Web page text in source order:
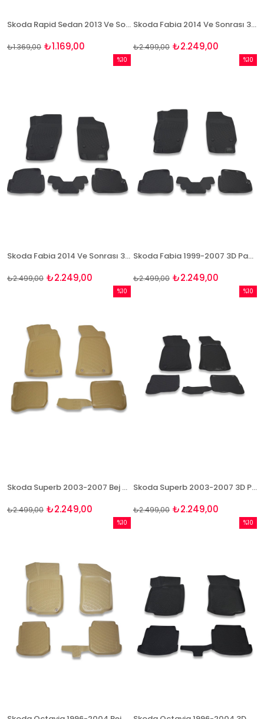
Skoda Rapid Sedan 2013 Ve Sonrası 3D Bagaj Havuzu Bizymo
₺1.169,00
₺1.369,00
Skoda Fabia 2014 Ve Sonrası 3D Bej Havuzlu Paspas Takımı Bizymo
₺2.249,00
₺2.499,00
Skoda Fabia 2014 Ve Sonrası 3D Paspas Takımı Bizymo
₺2.249,00
₺2.499,00
%10
Skoda Fabia 1999-2007 3D Paspas Takımı Bizymo
₺2.249,00
₺2.499,00
%10
Skoda Superb 2003-2007 Bej 3D Havuzlu Paspas Bizymo
₺2.249,00
₺2.499,00
%10
Skoda Superb 2003-2007 3D Paspas Takımı Bizymo
₺2.249,00
₺2.499,00
%10
%10
%10